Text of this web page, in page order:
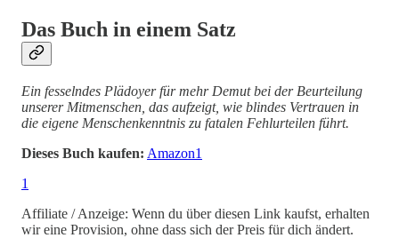
Das Buch in einem Satz
Ein fesselndes Plädoyer für mehr Demut bei der Beurteilung
unserer Mitmenschen, das aufzeigt, wie blindes Vertrauen in
die eigene Menschenkenntnis zu fatalen Fehlurteilen führt.
Dieses Buch kaufen: Amazon1
1
Affiliate / Anzeige: Wenn du über diesen Link kaufst, erhalten
wir eine Provision, ohne dass sich der Preis für dich ändert.